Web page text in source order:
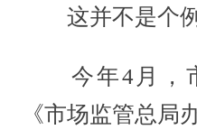
这并不是个例
今年4月，市
《市场监管总局